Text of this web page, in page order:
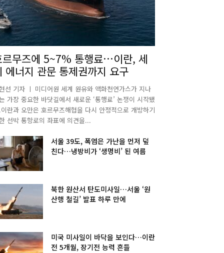
르무즈에 5~7% 통행료…이란, 세
에너지 관문 통제권까지 요구
선 기자 ㅣ 미디어원 세계 원유와 액화천연가스가 지나
가장 중요한 바닷길에서 새로운 ‘통행료’ 논쟁이 시작됐
란과 오만은 호르무즈해협을 다시 안정적으로 개방하기
선박 통항로의 좌표에 의견을...
서울 39도, 폭염은 가난을 먼저 덮
친다…냉방비가 ‘생명비’ 된 여름
북한 원산서 탄도미사일…서울 ‘원
산행 철길’ 발표 하루 만에
미국 미사일이 바닥을 보인다…이란
전 5개월, 장기전 능력 흔들